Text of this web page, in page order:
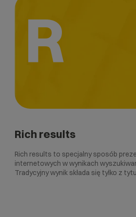
R
Rich results
Rich results to specjalny sposób
internetowych w wynikach
Tradycyjny wynik składa się tylko z